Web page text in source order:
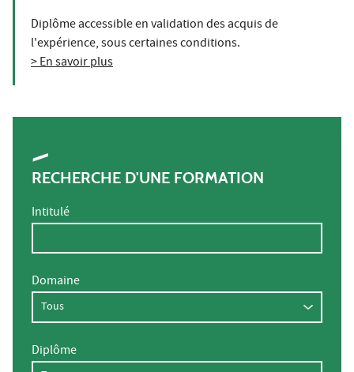
Diplôme accessible en validation des acquis de
l'expérience, sous certaines conditions.
> En savoir plus
RECHERCHE D'UNE FORMATION
Intitulé
Domaine
Diplôme